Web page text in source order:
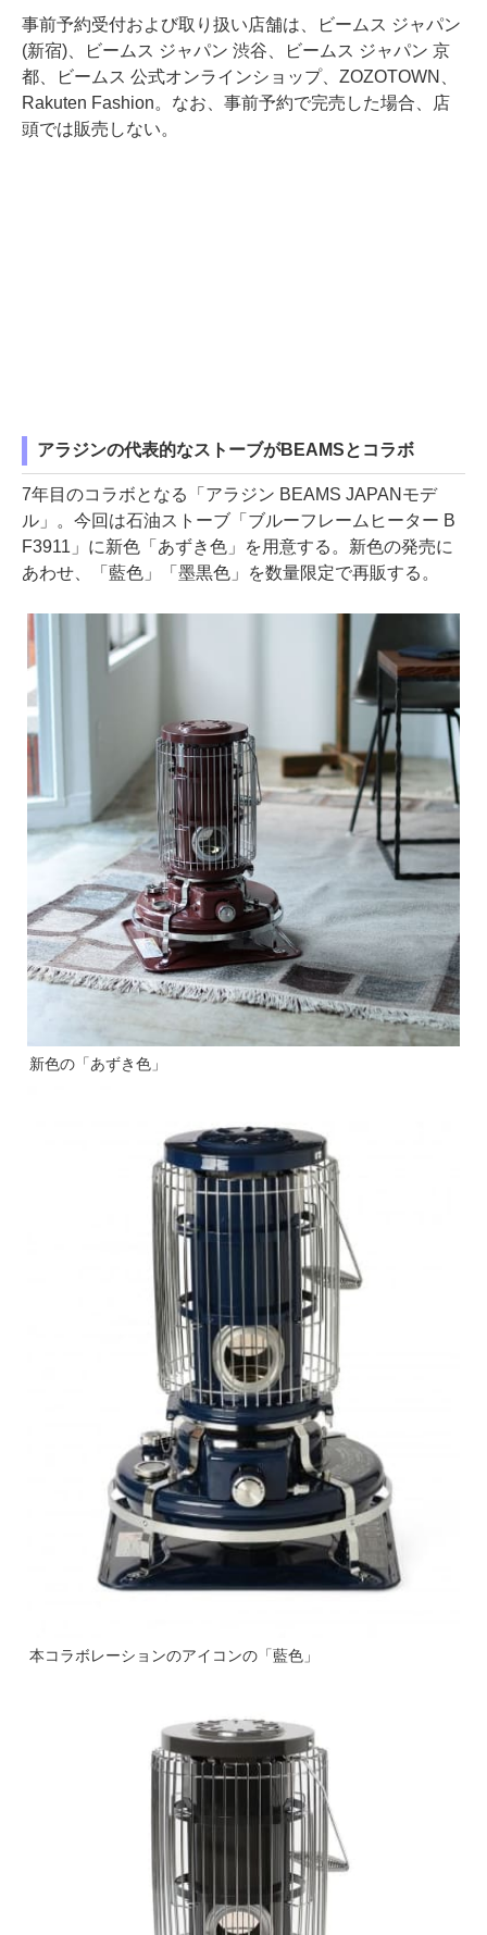
事前予約受付および取り扱い店舗は、ビームス ジャパン
(新宿)、ビームス ジャパン 渋谷、ビームス ジャパン 京
都、ビームス 公式オンラインショップ、ZOZOTOWN、
Rakuten Fashion。なお、事前予約で完売した場合、店
頭では販売しない。
アラジンの代表的なストーブがBEAMSとコラボ
7年目のコラボとなる「アラジン BEAMS JAPANモデ
ル」。今回は石油ストーブ「ブルーフレームヒーター B
F3911」に新色「あずき色」を用意する。新色の発売に
あわせ、「藍色」「墨黒色」を数量限定で再販する。
新色の「あずき色」
本コラボレーションのアイコンの「藍⾊」